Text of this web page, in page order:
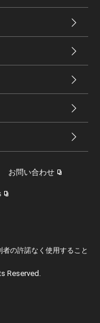
お問い合わせ
の許諾なく使用すること
Reserved.